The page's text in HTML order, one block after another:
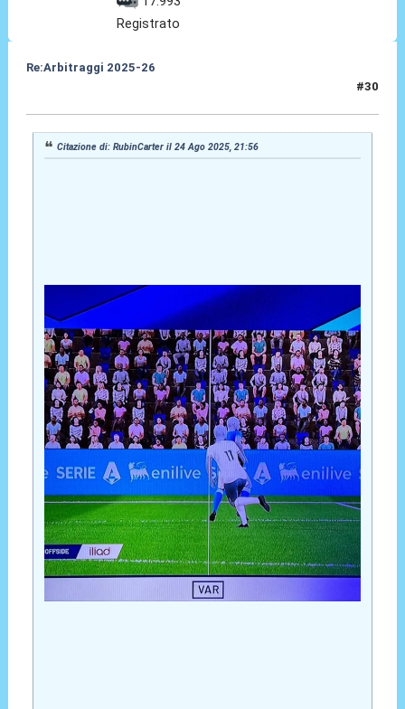
Registrato
Re:Arbitraggi 2025-26
#30
Citazione di: RubinCarter il 24 Ago 2025, 21:56